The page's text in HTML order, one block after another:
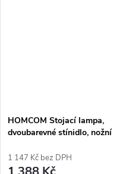
HOMCOM Stojací lampa,
dvoubarevné stínidlo, nožní
1 147 Kč bez DPH